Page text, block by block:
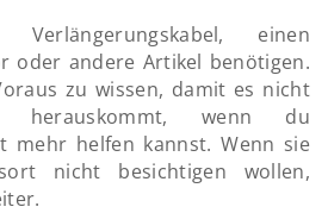
einen
oder andere Artikel benötigen.
zu wissen, damit es nicht
herauskommt, wenn du
mehr helfen kannst. Wenn sie
nicht besichtigen wollen,